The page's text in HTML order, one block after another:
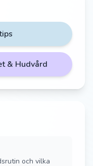
& Hudvård
och vilka